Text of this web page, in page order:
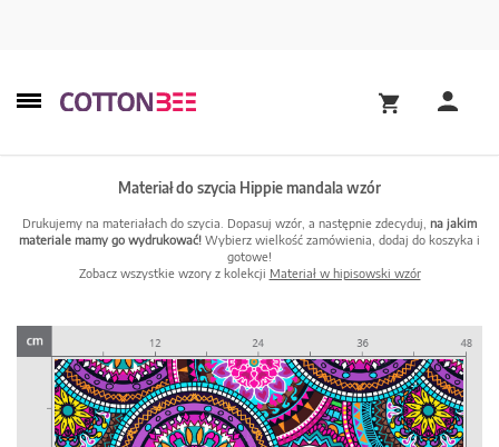
Materiał do szycia Hippie mandala wzór
Drukujemy na materiałach do szycia. Dopasuj wzór, a następnie zdecyduj, na jakim
materiale mamy go wydrukować! Wybierz wielkość zamówienia, dodaj do koszyka i
gotowe!
Zobacz wszystkie wzory z kolekcji Materiał w hipisowski wzór